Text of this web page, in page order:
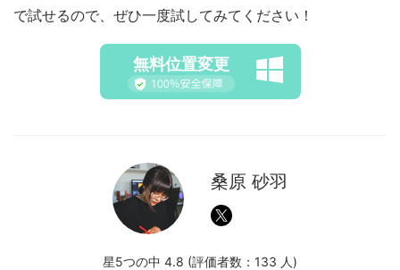
で試せるので、ぜひ一度試してみてください！
無料位置変更
桑原 砂羽
星5つの中 4.8 (評価者数： 133 人)